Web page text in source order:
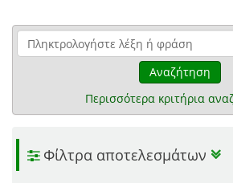
Αναζήτηση
Περισσότερα κριτήρια
Φίλτρα αποτελεσμάτων